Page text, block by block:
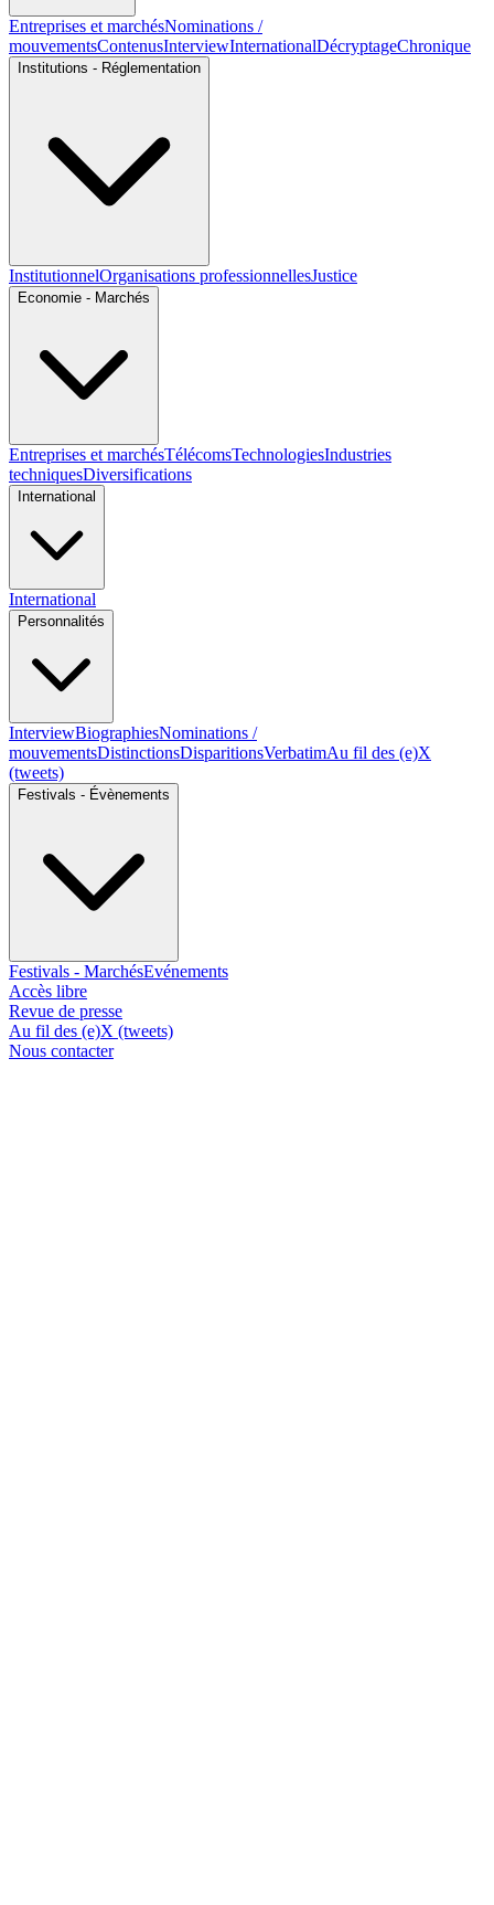
Entreprises et marchésNominations /
mouvementsContenusInterviewInternationalDécryptageChronique
Institutions - Réglementation
InstitutionnelOrganisations professionnellesJustice
Economie - Marchés
Entreprises et marchésTélécomsTechnologiesIndustries
techniquesDiversifications
International
International
Personnalités
InterviewBiographiesNominations /
mouvementsDistinctionsDisparitionsVerbatimAu fil des (e)X
(tweets)
Festivals - Évènements
Festivals - MarchésEvénements
Accès libre
Revue de presse
Au fil des (e)X (tweets)
Nous contacter